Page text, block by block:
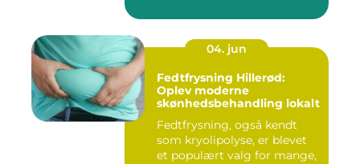
04. jun
Fedtfrysning Hillerød:
Oplev moderne
skønhedsbehandling lokalt
Fedtfrysning, også kendt
som kryolipolyse, er blevet
et populært valg for mange,